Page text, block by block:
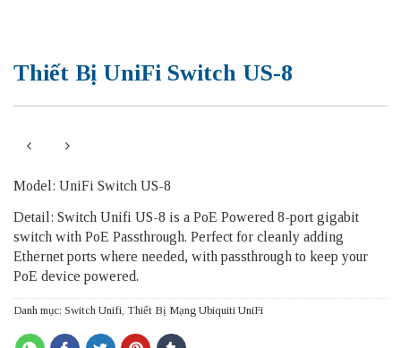
Thiết Bị UniFi Switch US-8
Model: UniFi Switch US-8
Detail: Switch Unifi US-8 is a PoE Powered 8-port gigabit
switch with PoE Passthrough. Perfect for cleanly adding
Ethernet ports where needed, with passthrough to keep your
PoE device powered.
Danh mục: Switch Unifi Thiết Bị Mạng Ubiquiti UniFi